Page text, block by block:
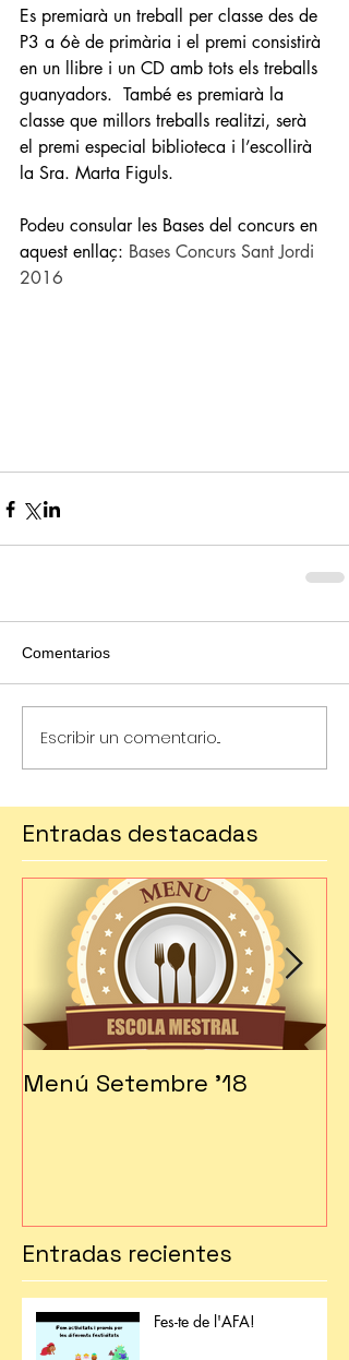
Es premiarà un treball per classe des de
P3 a 6è de primària i el premi consistirà
en un llibre i un CD amb tots els treballs
guanyadors.  També es premiarà la
classe que millors treballs realitzi, serà
el premi especial biblioteca i l’escollirà
la Sra. Marta Figuls.
Podeu consular les Bases del concurs en
aquest enllaç: Bases Concurs Sant Jordi
2016
Comentarios
Escribir un comentario...
Entradas destacadas
Menú Setembre '18
Entradas recientes
Fes-te de l'AFA!